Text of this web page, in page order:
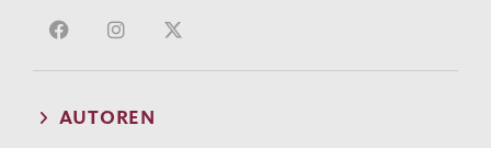
AUTOREN